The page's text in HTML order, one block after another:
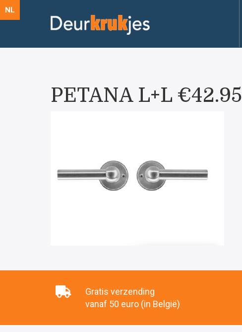
NL
PETANA L+L €42.95
Gratis verzending
vanaf 50 euro (in België)